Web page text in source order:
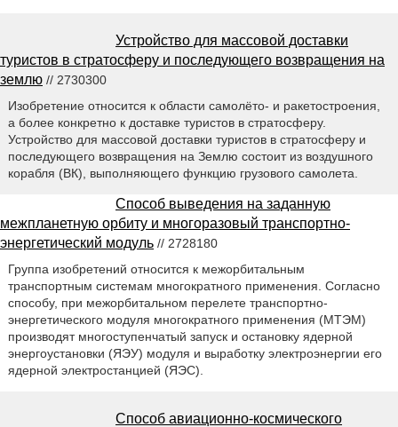
Устройство для массовой доставки
туристов в стратосферу и последующего возвращения на
землю // 2730300
Изобретение относится к области самолёто- и ракетостроения,
а более конкретно к доставке туристов в стратосферу.
Устройство для массовой доставки туристов в стратосферу и
последующего возвращения на Землю состоит из воздушного
корабля (ВК), выполняющего функцию грузового самолета.
Способ выведения на заданную
межпланетную орбиту и многоразовый транспортно-
энергетический модуль // 2728180
Группа изобретений относится к межорбитальным
транспортным системам многократного применения. Согласно
способу, при межорбитальном перелете транспортно-
энергетического модуля многократного применения (МТЭМ)
производят многоступенчатый запуск и остановку ядерной
энергоустановки (ЯЭУ) модуля и выработку электроэнергии его
ядерной электростанцией (ЯЭС).
Способ авиационно-космического